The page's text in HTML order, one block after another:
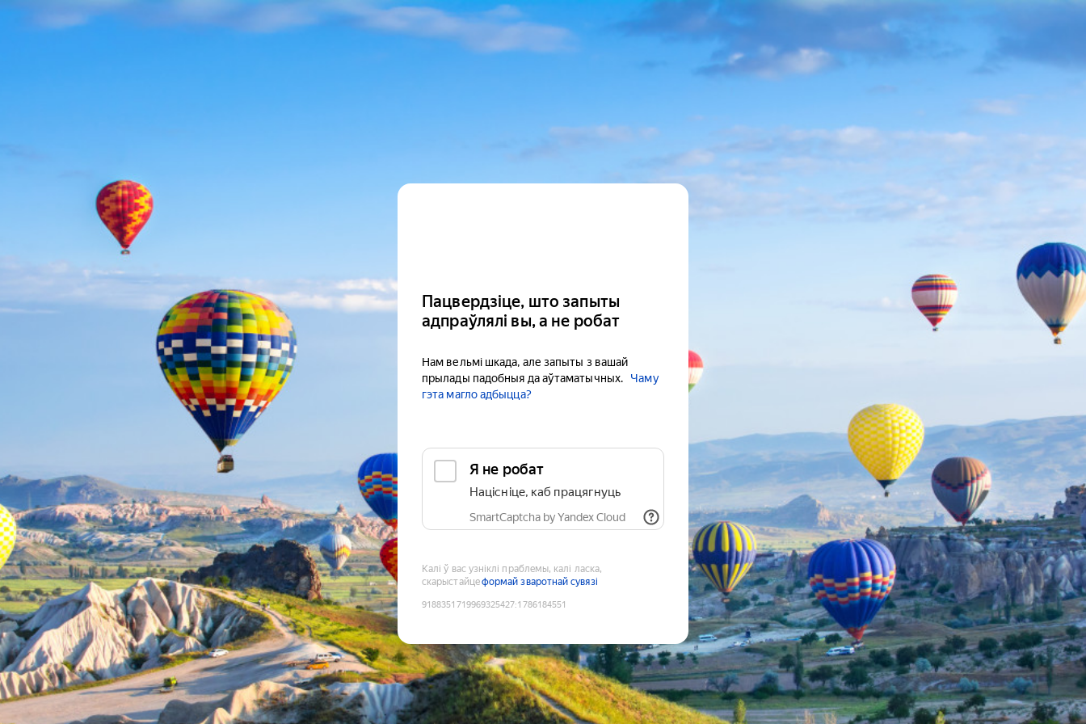
Пацвердзіце, што запыты
адпраўлялі вы, а не робат
Нам вельмі шкада, але запыты з вашай
прылады падобныя да аўтаматычных.
Чаму
гэта магло адбыцца?
Я не робат
Націсніце, каб працягнуць
SmartCaptcha by Yandex Cloud
Калі ў вас узніклі праблемы, калі ласка,
скарыстайцеформай зваротнай сувязі
9188351719969325427:1786184551